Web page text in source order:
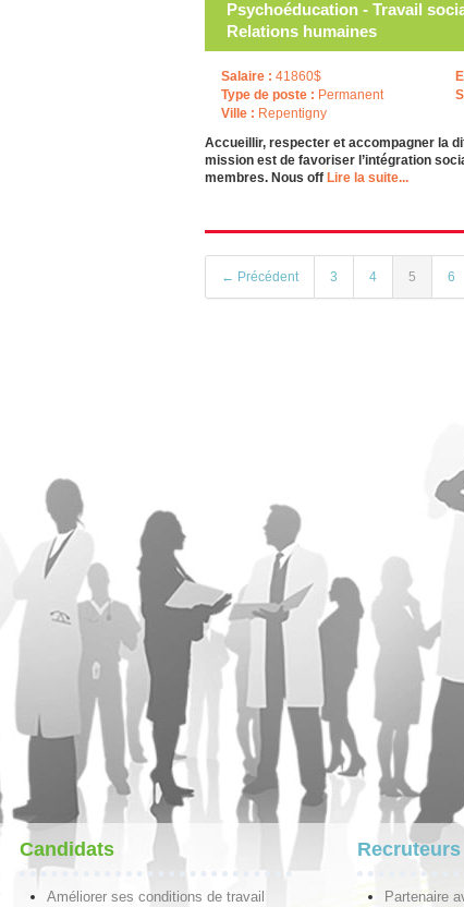
Psychoéducation - Travail
Relations humaines
Salaire : 41860$
Type de poste : Permanent
Ville : Repentigny
Accueillir, respecter et accompagner la
mission est de favoriser l’intégration
membres. Nous off Lire la suite...
← Précédent 3 4 5 6
Candidats
Améliorer ses conditions de travail
Recruteurs
Partenaire